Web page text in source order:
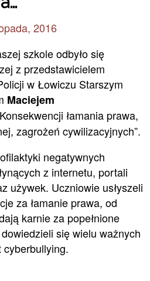
2016
szkole odbyło się
z przedstawicielem
w Łowiczu Starszym
Maciejem
łamania prawa,
zagrożeń cywilizacyjnych”.
negatywnych
z internetu, portali
używek. Uczniowie usłyszeli
za łamanie prawa, od
karnie za popełnione
się wielu ważnych